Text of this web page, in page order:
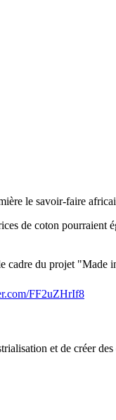
le savoir-faire
de coton pourraient
cadre du projet "Made
FF2uZHrIf8
et de créer